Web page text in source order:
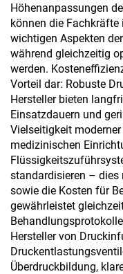
Höhenanpassungen
können die
wichtigen Aspekten
während gleichzeitig
werden.
Vorteil dar: Robuste
Hersteller bieten
Einsatzdauern und
Vielseitigkeit
medizinischen
standardisieren – dies
sowie die Kosten für
gewährleistet
Hersteller von
Überdruckbildung,